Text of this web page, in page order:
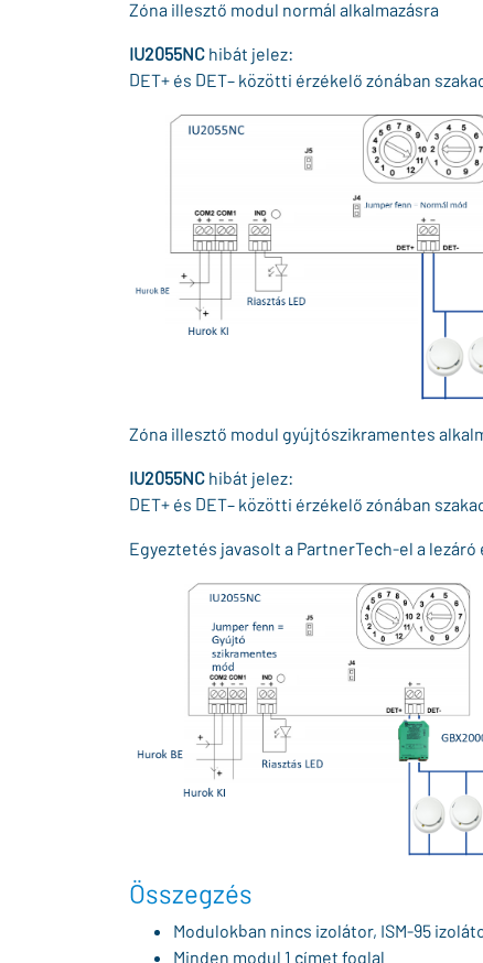
Zóna illesztő modul normál alkalmazásra
IU2055NC hibát jelez:
DET+ és DET– közötti érzékelő zónában
Zóna illesztő modul gyújtószikramentes
IU2055NC hibát jelez:
DET+ és DET– közötti érzékelő zónában
Egyeztetés javasolt a PartnerTech-el a
Összegzés
Modulokban nincs izolátor, ISM-95
Minden modul 1 címet foglal